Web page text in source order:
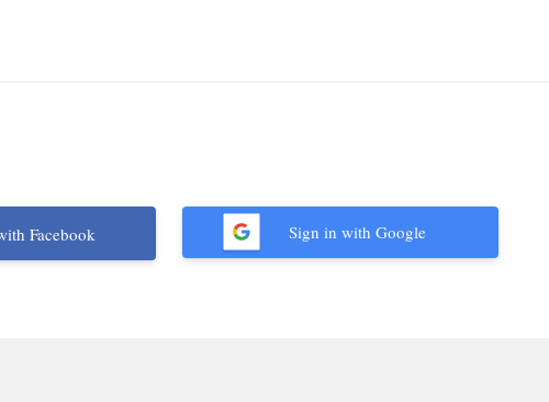
Facebook Sign in with Google